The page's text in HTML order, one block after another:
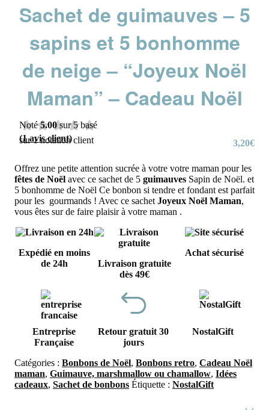
Sachet de guimauves – 5
sapins et 5 bonhomme
de neige – “Joyeux Noël
Maman” – Cadeau Noël
Noté5.00 sur 5 basé
sur1notation client
(1avis client) 3,20€
Offrez une petite attention sucrée à votre votre maman pour les
fêtes de Noël avec ce sachet de 5 guimauves Sapin de Noël. et
5 bonhomme de Noël Ce bonbon si tendre et fondant est parfait
pour les gourmands ! Avec ce sachet Joyeux Noël Maman,
vous êtes sur de faire plaisir à votre maman .
Expédié en moins
de 24h
Livraison gratuite
dès 49€
Achat sécurisé
Entreprise
Française
Retour gratuit 30
jours
NostalGift
Catégories : Bonbons de Noël, Bonbons retro, Cadeau Noël
maman, Guimauve, marshmallow ou chamallow, Idées
cadeaux, Sachet de bonbons Étiquette : NostalGift